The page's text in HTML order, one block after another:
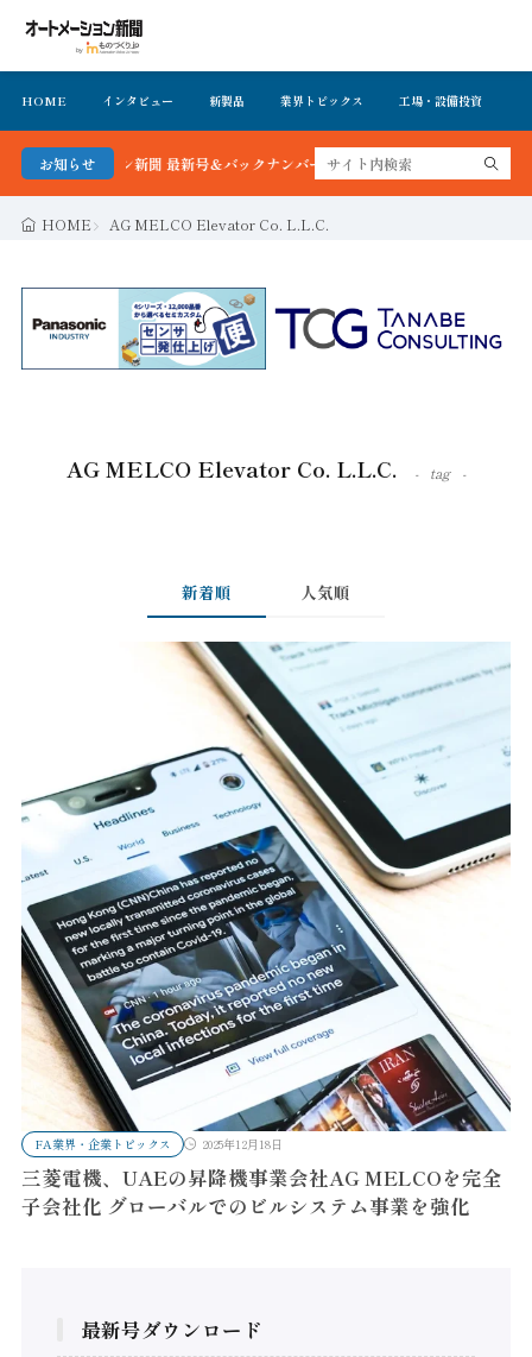
HOME インタビュー 新製品 業界トピックス 工場・設備投資
お知らせ
メーション新聞 最新号＆バックナンバーを無料で公開中 詳細はこちら
HOME AG MELCO Elevator Co. L.L.C.
AG MELCO Elevator Co. L.L.C. tag
新着順 人気順
FA業界・企業トピックス 2025年12月18日
三菱電機、UAEの昇降機事業会社AG MELCOを完全
子会社化 グローバルでのビルシステム事業を強化
最新号ダウンロード